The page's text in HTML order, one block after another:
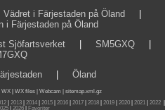
Vädret i Färjestaden på Öland
i Färjestaden på Öland
Sjöfartsverket SM5GXQ
| Öland
WX WX files | Webcam |
sitemap.xml.gz
| 2013| 2014| 2015| 2016| 2017| 2018| 2019| 2020| 2021| 2022|
| 2026|
Favoriter